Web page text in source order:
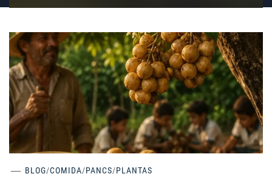
BLOG/COMIDA/PANCS/PLANTAS